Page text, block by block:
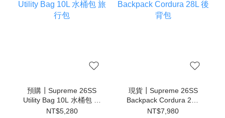
預購┃Supreme 26SS
Utility Bag 10L 水桶包 旅
行包
NT$5,280
現貨┃Supreme 26SS
Backpack Cordura 28L
後背包
NT$7,980